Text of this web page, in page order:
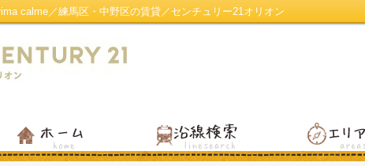
calme／練馬区・中野区の賃貸／センチュリー21オリオン